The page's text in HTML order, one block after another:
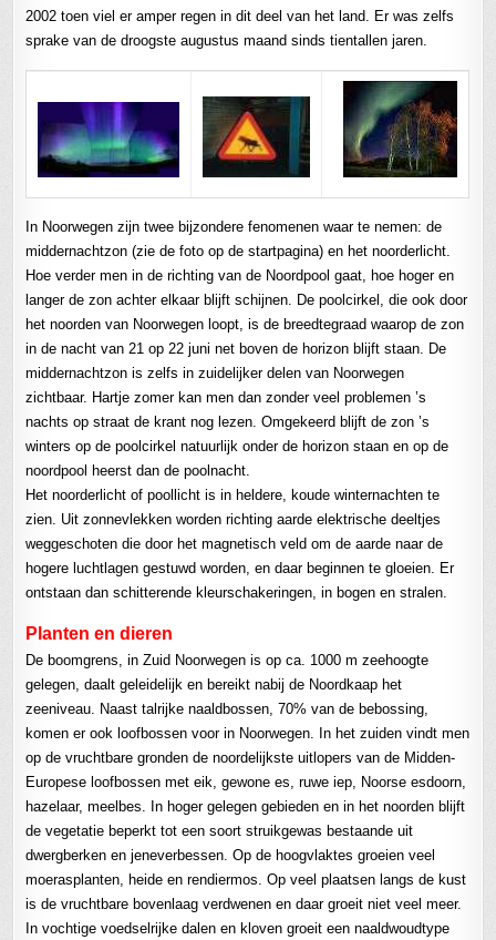
2002 toen viel er amper regen in dit deel van het land. Er was zelfs
sprake van de droogste augustus maand sinds tientallen jaren.
In Noorwegen zijn twee bijzondere fenomenen waar te nemen: de
middernachtzon (zie de foto op de startpagina) en het noorderlicht.
Hoe verder men in de richting van de Noordpool gaat, hoe hoger en
langer de zon achter elkaar blijft schijnen. De poolcirkel, die ook door
het noorden van Noorwegen loopt, is de breedtegraad waarop de zon
in de nacht van 21 op 22 juni net boven de horizon blijft staan. De
middernachtzon is zelfs in zuidelijker delen van Noorwegen
zichtbaar. Hartje zomer kan men dan zonder veel problemen ’s
nachts op straat de krant nog lezen. Omgekeerd blijft de zon ’s
winters op de poolcirkel natuurlijk onder de horizon staan en op de
noordpool heerst dan de poolnacht.
Het noorderlicht of poollicht is in heldere, koude winternachten te
zien. Uit zonnevlekken worden richting aarde elektrische deeltjes
weggeschoten die door het magnetisch veld om de aarde naar de
hogere luchtlagen gestuwd worden, en daar beginnen te gloeien. Er
ontstaan dan schitterende kleurschakeringen, in bogen en stralen.
Planten en dieren
De boomgrens, in Zuid Noorwegen is op ca. 1000 m zeehoogte
gelegen, daalt geleidelijk en bereikt nabij de Noordkaap het
zeeniveau. Naast talrijke naaldbossen, 70% van de bebossing,
komen er ook loofbossen voor in Noorwegen. In het zuiden vindt men
op de vruchtbare gronden de noordelijkste uitlopers van de Midden-
Europese loofbossen met eik, gewone es, ruwe iep, Noorse esdoorn,
hazelaar, meelbes. In hoger gelegen gebieden en in het noorden blijft
de vegetatie beperkt tot een soort struikgewas bestaande uit
dwergberken en jeneverbessen. Op de hoogvlaktes groeien veel
moerasplanten, heide en rendiermos. Op veel plaatsen langs de kust
is de vruchtbare bovenlaag verdwenen en daar groeit niet veel meer.
In vochtige voedselrijke dalen en kloven groeit een naaldwoudtype